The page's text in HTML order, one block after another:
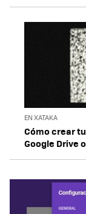
EN XATAKA
Cómo crear
Google Drive